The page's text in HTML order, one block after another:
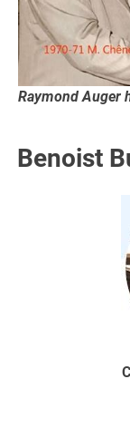
Raymond Auger
Benoist